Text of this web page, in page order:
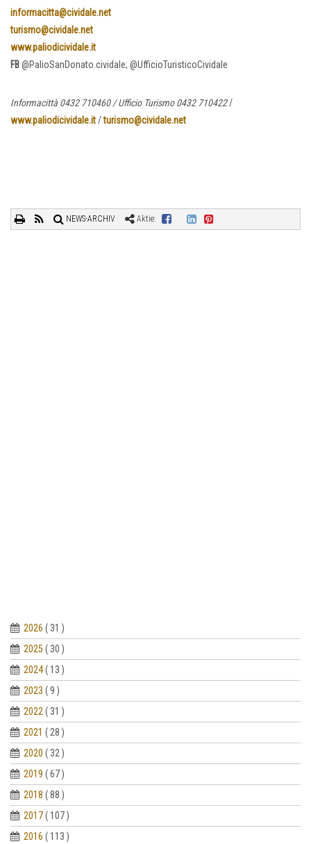
informacitta@cividale.net
turismo@cividale.net
www.paliodicividale.it
FB@PalioSanDonato.cividale; @UfficioTuristicoCividale
Informacittà 0432 710460 / Ufficio Turismo 0432 710422/
www.paliodicividale.it/turismo@cividale.net
NEWS-ARCHIV Aktie:
2026 ( 31 )
2025 ( 30 )
2024( 13 )
2023 ( 9 )
2022( 31 )
2021 ( 28 )
2020 ( 32 )
2019 ( 67 )
2018 ( 88 )
2017( 107 )
2016 ( 113 )